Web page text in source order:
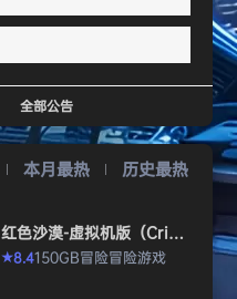
全部公告
本月最热 历史最热
红色沙漠-虚拟机版（Crims
on Desert HYPERVISO
R）免安装中文版
★8.4150GB冒险冒险游戏